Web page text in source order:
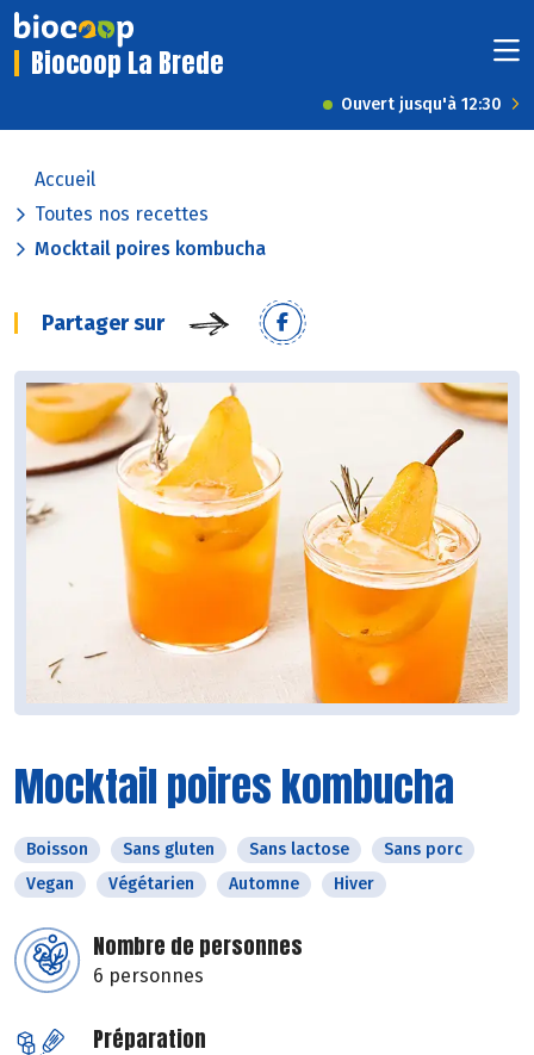
Biocoop La Brede
Ouvert jusqu'à 12:30
Accueil
Toutes nos recettes
Mocktail poires kombucha
Partager sur
Mocktail poires kombucha
Boisson Sans gluten Sans lactose
Sans porc
Vegan
Végétarien Automne Hiver
Nombre de personnes
6 personnes
Préparation